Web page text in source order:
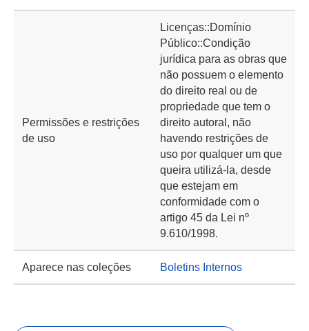
Permissões e restrições
de uso
Licenças::Domínio
Público::Condição
jurídica para as obras que
não possuem o elemento
do direito real ou de
propriedade que tem o
direito autoral, não
havendo restrições de
uso por qualquer um que
queira utilizá-la, desde
que estejam em
conformidade com o
artigo 45 da Lei nº
9.610/1998.
Aparece nas coleções Boletins Internos